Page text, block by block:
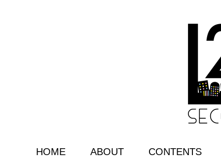
HOME ABOUT CONTENTS